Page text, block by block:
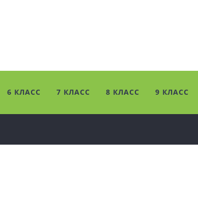
6 КЛАСС 7 КЛАСС 8 КЛАСС 9 КЛАСС